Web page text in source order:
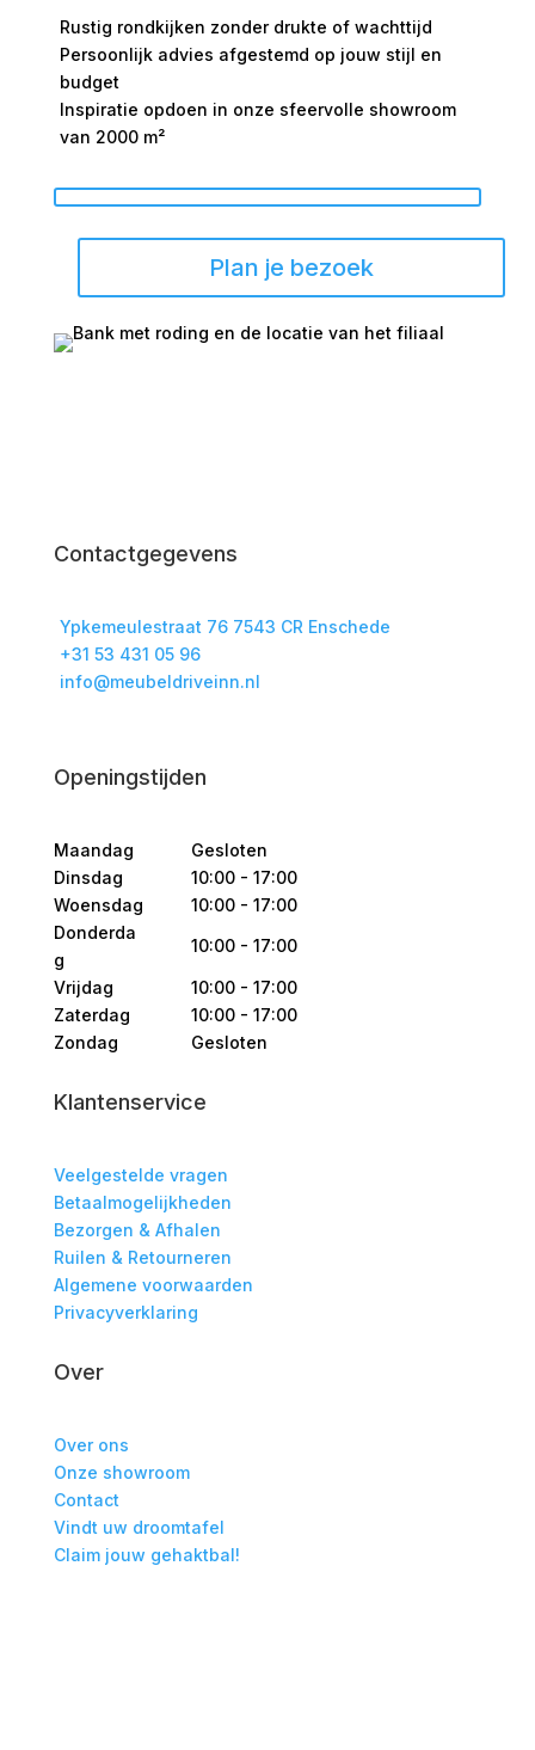
Rustig rondkijken zonder drukte of wachttijd
Persoonlijk advies afgestemd op jouw stijl en
budget
Inspiratie opdoen in onze sfeervolle showroom
van 2000 m²
Plan je bezoek
Contactgegevens
Ypkemeulestraat 76 7543 CR Enschede
+31 53 431 05 96
info@meubeldriveinn.nl
Openingstijden
Maandag
Gesloten
Dinsdag
10:00 - 17:00
Woensdag
10:00 - 17:00
Donderda
g
10:00 - 17:00
Vrijdag
10:00 - 17:00
Zaterdag
10:00 - 17:00
Zondag
Gesloten
Klantenservice
Veelgestelde vragen
Betaalmogelijkheden
Bezorgen & Afhalen
Ruilen & Retourneren
Algemene voorwaarden
Privacyverklaring
Over
Over ons
Onze showroom
Contact
Vindt uw droomtafel
Claim jouw gehaktbal!